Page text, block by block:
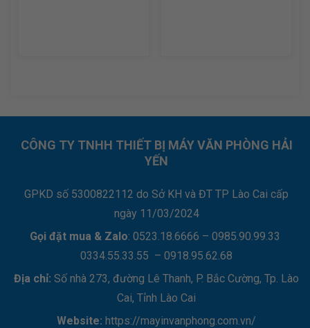
CÔNG TY TNHH THIẾT BỊ MÁY VĂN PHÒNG HẢI
YẾN
GPKD số 5300822112 do Sở KH và ĐT TP Lào Cai cấp
ngày 11/03/2024
Gọi đặt mua & Zalo: 0523.18.6666 – 0985.90.99.33
0334.55.33.55 – 0918.95.62.68
Địa chỉ: Số nhà 273, đường Lê Thanh, P. Bắc Cường, Tp. Lào
Cai, Tỉnh Lào Cai
Website: https://mayinvanphong.com.vn/